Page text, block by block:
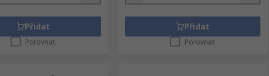
Přidat
Porovnat
Přidat
Porovnat